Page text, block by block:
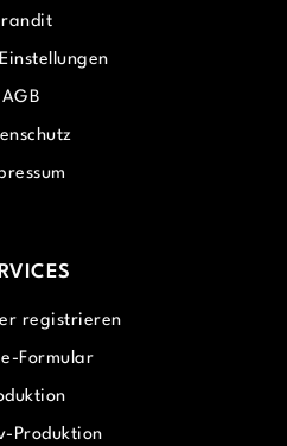
AGB
registrieren
Formular
Produktion